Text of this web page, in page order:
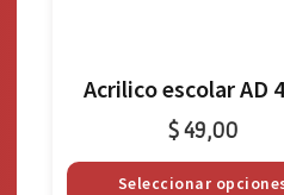
Acrilico escolar AD
$49,00
Seleccionar